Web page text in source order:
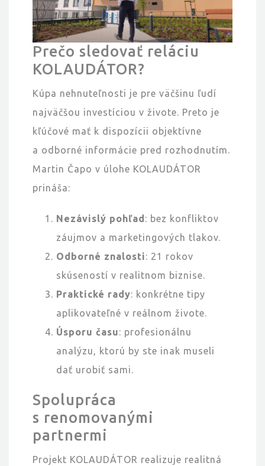
Prečo sledovať reláciu
KOLAUDÁTOR?
Kúpa nehnuteľnosti je pre väčšinu ľudí
najväčšou investíciou v živote. Preto je
kľúčové mať k dispozícii objektívne
a odborné informácie pred rozhodnutím.
Martin Čapo v úlohe KOLAUDÁTOR
prináša:
Nezávislý pohľad : bez konfliktov
záujmov a marketingových tlakov.
Odborné znalosti: 21 rokov
skúseností v realitnom biznise.
Praktické rady: konkrétne tipy
aplikovateľné v reálnom živote.
Úsporu času: profesionálnu
analýzu, ktorú by ste inak museli
dať urobiť sami.
Spolupráca
s renomovanými
partnermi
Projekt KOLAUDÁTOR realizuje realitná